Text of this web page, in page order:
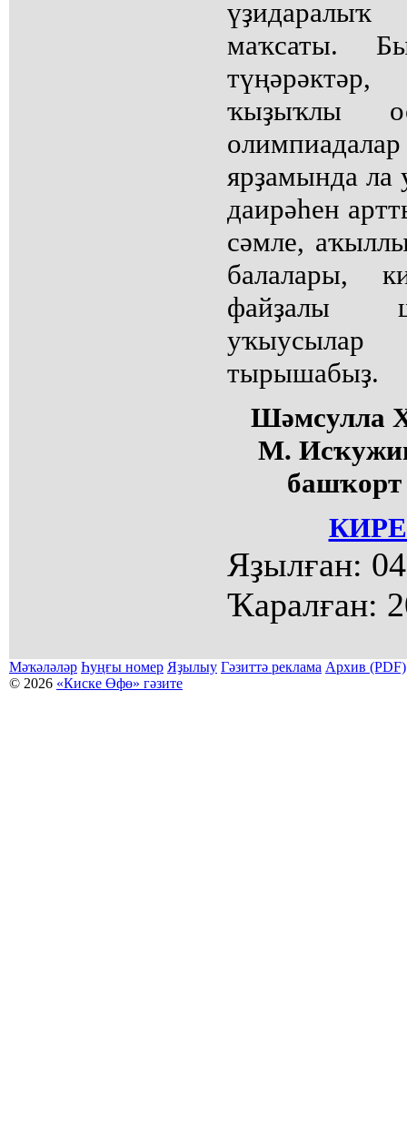
маҡсаты.
ҡыҙыҡлы
ярҙамында ла
даирәһен
сәмле,
балалары,
файҙалы
тырышабыҙ.
М.
Яҙылған:
Ҡаралған:
Мәҡәләләр Һуңғы номер Яҙылыу Гәзиттә реклама Архив (PDF)
© 2026 «Киске Өфө» гәзите